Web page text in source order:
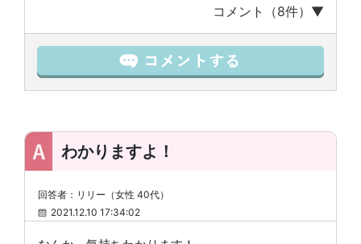
コメント（8件）▼
わかりますよ！
回答者：リリー（女性 40代）
2021.12.10 17:34:02